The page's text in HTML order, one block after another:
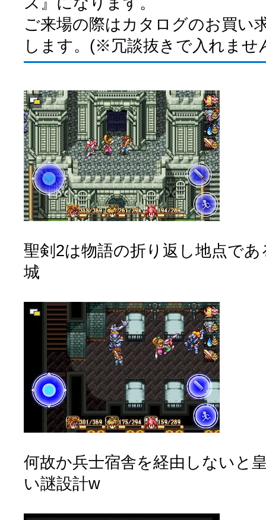
ご来場の際はカタログのお買い
します。(※冗談抜きで入れませ
聖剣2は物語の折り返し地点で
城
何故か兵士宿舎を経由しないと
い謎設計w